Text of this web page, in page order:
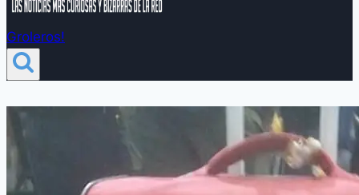
Groleros!